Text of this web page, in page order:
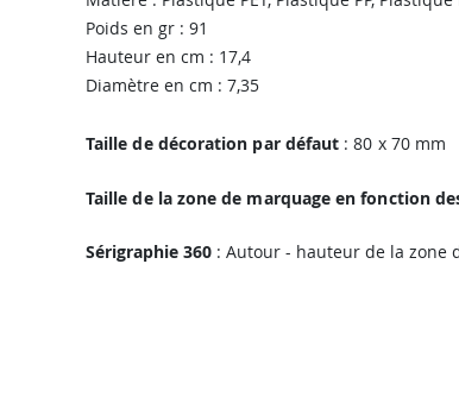
Poids en gr : 91
Hauteur en cm : 17,4
Diamètre en cm : 7,35
Taille de décoration par défaut : 80 x 70 mm
Taille de la zone de marquage en fonction
Sérigraphie 360 : Autour - hauteur de la zone